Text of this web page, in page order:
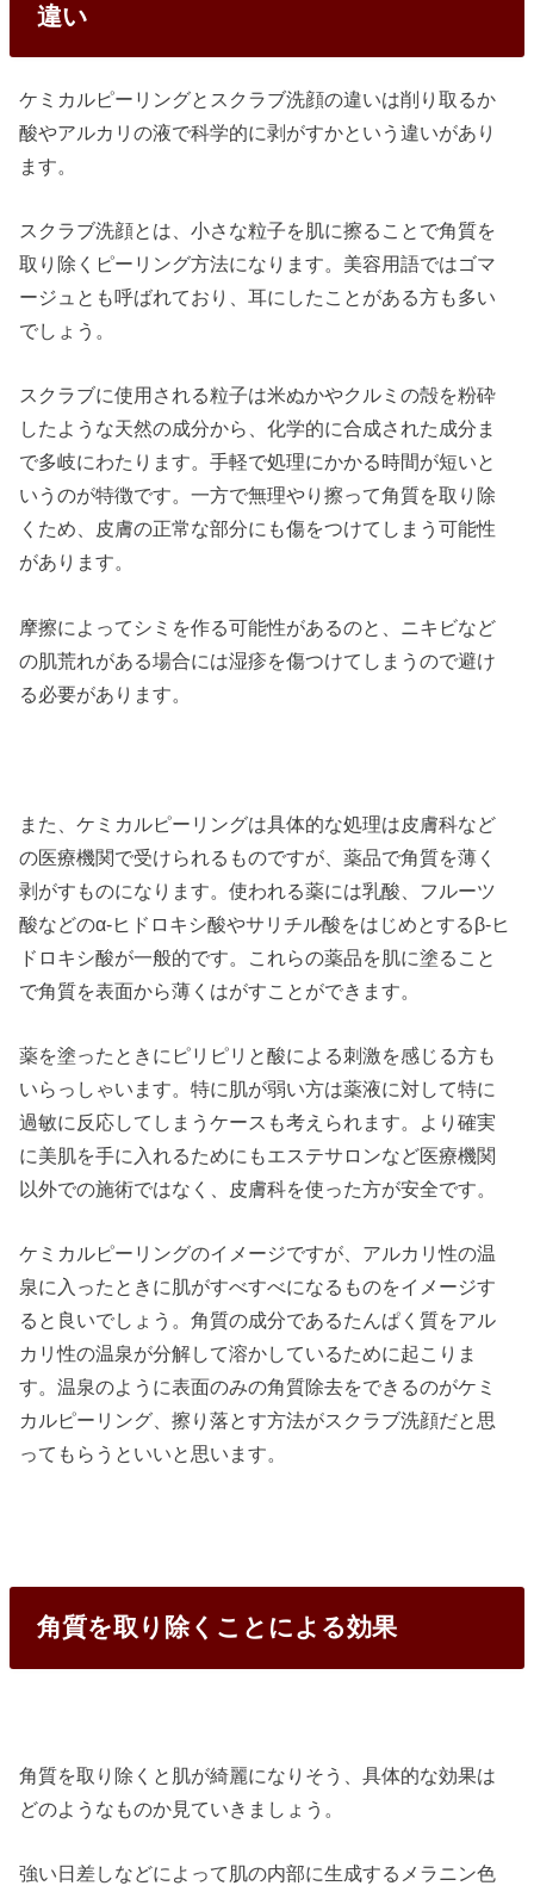
違い
ケミカルピーリングとスクラブ洗顔の違いは削り取るか
酸やアルカリの液で科学的に剥がすかという違いがあり
ます。
スクラブ洗顔とは、小さな粒子を肌に擦ることで角質を
取り除くピーリング方法になります。美容用語ではゴマ
ージュとも呼ばれており、耳にしたことがある方も多い
でしょう。
スクラブに使用される粒子は米ぬかやクルミの殻を粉砕
したような天然の成分から、化学的に合成された成分ま
で多岐にわたります。手軽で処理にかかる時間が短いと
いうのが特徴です。一方で無理やり擦って角質を取り除
くため、皮膚の正常な部分にも傷をつけてしまう可能性
があります。
摩擦によってシミを作る可能性があるのと、ニキビなど
の肌荒れがある場合には湿疹を傷つけてしまうので避け
る必要があります。
また、ケミカルピーリングは具体的な処理は皮膚科など
の医療機関で受けられるものですが、薬品で角質を薄く
剥がすものになります。使われる薬には乳酸、フルーツ
酸などのα-ヒドロキシ酸やサリチル酸をはじめとするβ-ヒ
ドロキシ酸が一般的です。これらの薬品を肌に塗ること
で角質を表面から薄くはがすことができます。
薬を塗ったときにピリピリと酸による刺激を感じる方も
いらっしゃいます。特に肌が弱い方は薬液に対して特に
過敏に反応してしまうケースも考えられます。より確実
に美肌を手に入れるためにもエステサロンなど医療機関
以外での施術ではなく、皮膚科を使った方が安全です。
ケミカルピーリングのイメージですが、アルカリ性の温
泉に入ったときに肌がすべすべになるものをイメージす
ると良いでしょう。角質の成分であるたんぱく質をアル
カリ性の温泉が分解して溶かしているために起こりま
す。温泉のように表面のみの角質除去をできるのがケミ
カルピーリング、擦り落とす方法がスクラブ洗顔だと思
ってもらうといいと思います。
角質を取り除くことによる効果
角質を取り除くと肌が綺麗になりそう、具体的な効果は
どのようなものか見ていきましょう。
強い日差しなどによって肌の内部に生成するメラニン色